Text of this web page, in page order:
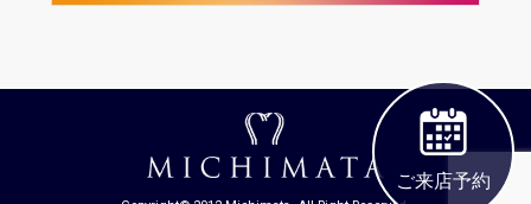
ご来店予約